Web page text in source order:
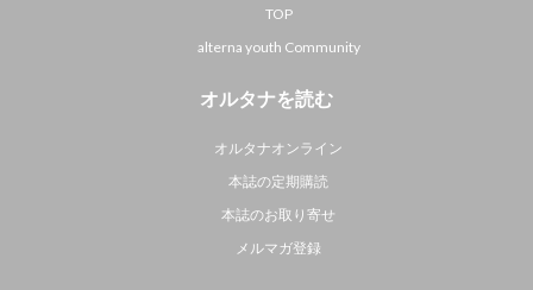
TOP
alterna youth Community
オルタナを読む
オルタナオンライン
本誌の定期購読
本誌のお取り寄せ
メルマガ登録